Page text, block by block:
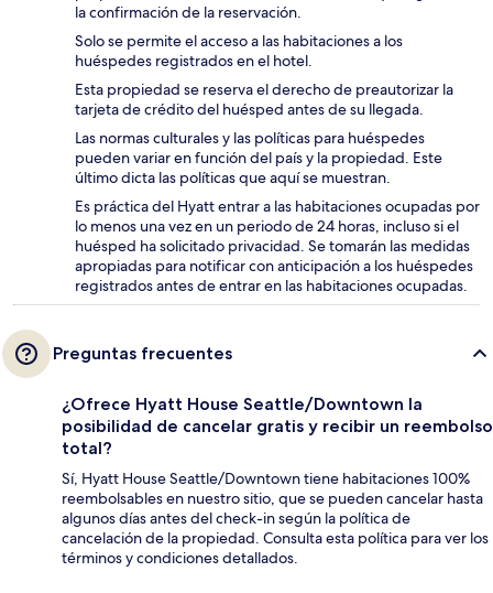
la confirmación de la reservación.
Solo se permite el acceso a las habitaciones a los
huéspedes registrados en el hotel.
Esta propiedad se reserva el derecho de preautorizar la
tarjeta de crédito del huésped antes de su llegada.
Las normas culturales y las políticas para huéspedes
pueden variar en función del país y la propiedad. Este
último dicta las políticas que aquí se muestran.
Es práctica del Hyatt entrar a las habitaciones ocupadas por
lo menos una vez en un periodo de 24 horas, incluso si el
huésped ha solicitado privacidad. Se tomarán las medidas
apropiadas para notificar con anticipación a los huéspedes
registrados antes de entrar en las habitaciones ocupadas.
Preguntas frecuentes
¿Ofrece Hyatt House Seattle/Downtown la
posibilidad de cancelar gratis y recibir un reembolso
total?
Sí, Hyatt House Seattle/Downtown tiene habitaciones 100%
reembolsables en nuestro sitio, que se pueden cancelar hasta
algunos días antes del check-in según la política de
cancelación de la propiedad. Consulta esta política para ver los
términos y condiciones detallados.